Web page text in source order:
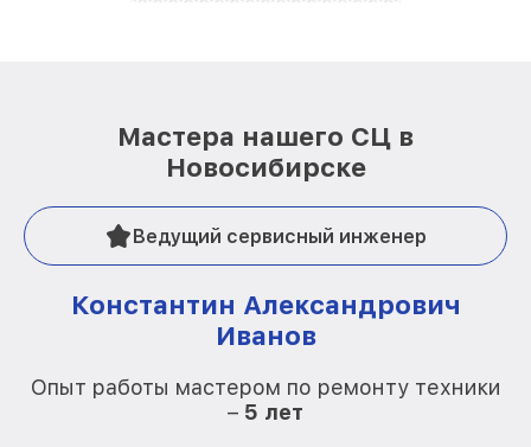
Мастера нашего СЦ в
Новосибирске
Ведущий сервисный инженер
Константин Александрович
Иванов
Опыт работы мастером по ремонту техники
– 5 лет